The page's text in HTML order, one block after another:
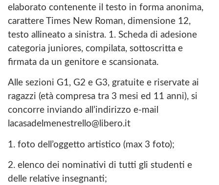
elaborato contenente il testo in forma anonima,
carattere Times New Roman, dimensione 12,
testo allineato a sinistra. 1. Scheda di adesione
categoria juniores, compilata, sottoscritta e
firmata da un genitore e scansionata.
Alle sezioni G1, G2 e G3, gratuite e riservate ai
ragazzi (età compresa tra 3 mesi ed 11 anni), si
concorre inviando all’indirizzo e-mail
lacasadelmenestrello@libero.it
1. foto dell’oggetto artistico (max 3 foto);
2. elenco dei nominativi di tutti gli studenti e
delle relative insegnanti;